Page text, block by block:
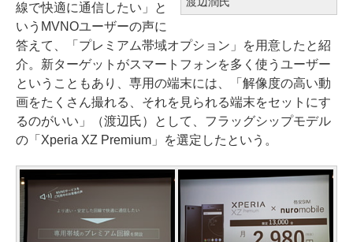
線で快適に通信したい」と
いうMVNOユーザーの声に
答えて、「プレミアム帯域オプション」を用意したと紹
介。新ターゲットがスマートフォンを多く使うユーザー
ということもあり、専用の端末には、「解像度の高い動
画をたくさん撮れる、それを見られる端末をセットにす
るのがいい」（渡辺氏）として、フラッグシップモデル
の「Xperia XZ Premium」を選定したという。